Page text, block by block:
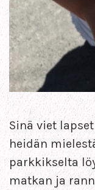
Sinä viet
heidän
parkkikselta
matkan ja